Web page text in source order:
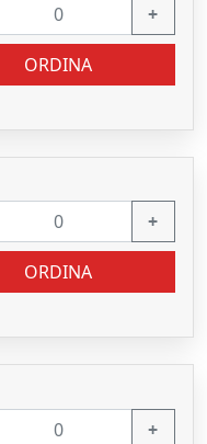
+
ORDINA
+
ORDINA
+